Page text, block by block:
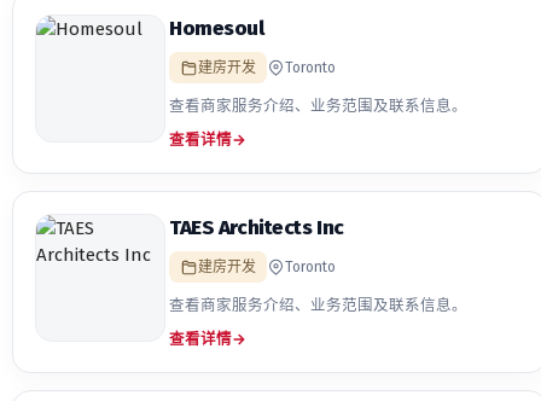
Homesoul
建房开发 Toronto
查看商家服务介绍、业务范围及联系信息。
查看详情→
TAES Architects Inc
建房开发 Toronto
查看商家服务介绍、业务范围及联系信息。
查看详情→